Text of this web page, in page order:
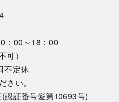
：00～18：00
可）
不定休
さい。
認証番号愛第10693号)